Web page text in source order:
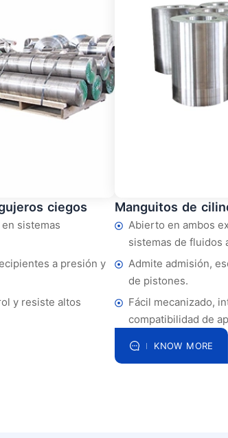
ciegos
sistemas
a presión y
y resiste altos
Manguitos de
Abierto en ambos
sistemas de fluidos
Admite admisión,
de pistones.
Fácil mecanizado,
compatibilidad de
KNOW MORE